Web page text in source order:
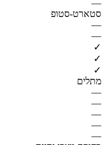
—
סטארט-סטופ
—
—
✓
✓
✓
מתלים
—
—
—
—
—